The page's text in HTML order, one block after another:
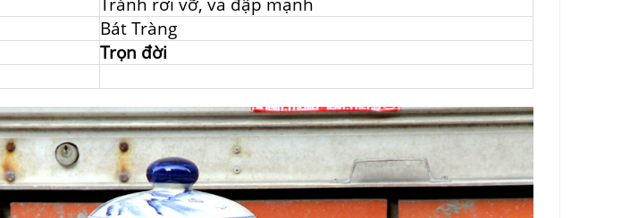
Bát Tràng
Trọn đời